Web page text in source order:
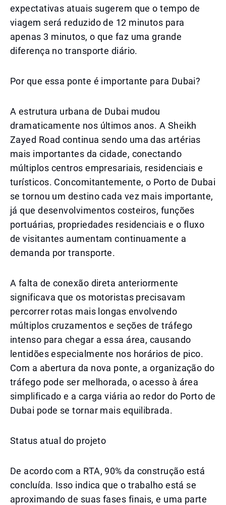
expectativas atuais sugerem que o tempo de
viagem será reduzido de 12 minutos para
apenas 3 minutos, o que faz uma grande
diferença no transporte diário.
Por que essa ponte é importante para Dubai?
A estrutura urbana de Dubai mudou
dramaticamente nos últimos anos. A Sheikh
Zayed Road continua sendo uma das artérias
mais importantes da cidade, conectando
múltiplos centros empresariais, residenciais e
turísticos. Concomitantemente, o Porto de Dubai
se tornou um destino cada vez mais importante,
já que desenvolvimentos costeiros, funções
portuárias, propriedades residenciais e o fluxo
de visitantes aumentam continuamente a
demanda por transporte.
A falta de conexão direta anteriormente
significava que os motoristas precisavam
percorrer rotas mais longas envolvendo
múltiplos cruzamentos e seções de tráfego
intenso para chegar a essa área, causando
lentidões especialmente nos horários de pico.
Com a abertura da nova ponte, a organização do
tráfego pode ser melhorada, o acesso à área
simplificado e a carga viária ao redor do Porto de
Dubai pode se tornar mais equilibrada.
Status atual do projeto
De acordo com a RTA, 90% da construção está
concluída. Isso indica que o trabalho está se
aproximando de suas fases finais, e uma parte